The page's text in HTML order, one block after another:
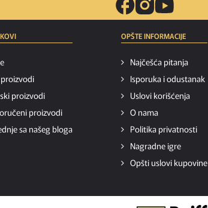
proizvodi
proizvodi
sa našeg bloga
OPŠTE INFORMACIJE
Najčešća pitanja
Isporuka i odustanak
Uslovi korišćenja
O nama
Politika privatnosti
Nagradne igre
Opšti uslovi kupovine